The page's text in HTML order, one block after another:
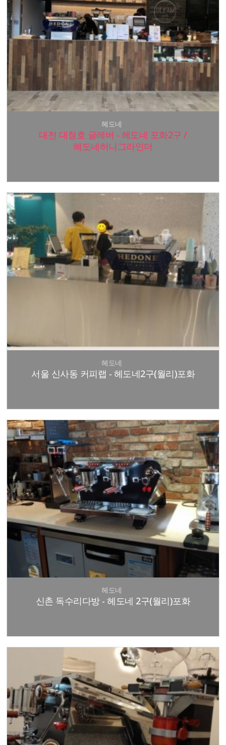
헤도네
대전 대청호 글레버 - 헤도네 포화2구 /
헤도네허니그라인더
헤도네
서울 신사동 커피랩 - 헤도네2구(월리)포화
헤도네
신촌 독수리다방 - 헤도네 2구(월리)포화